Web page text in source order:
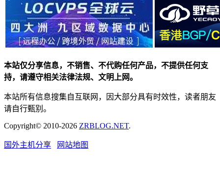
本站仅分享信息，不销售、不代购任何产品，不提供任何支
持，请遵守相关法律法规、文明上网。
本站所有信息搜集自互联网，因大部分具有时效性，读者朋友
请自行甄别。
Copyright© 2010-2026 ZRBLOG.NET.
国外主机分享 网站地图